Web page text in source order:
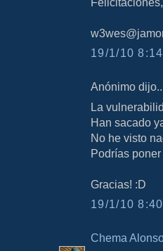
19/1/10
Anónimo
La
Han sacado
No he visto
Podrías
Gracias! :D
19/1/10
Chema